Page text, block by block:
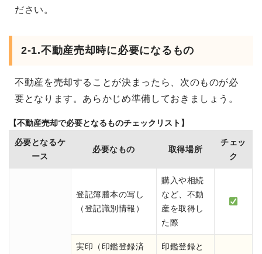
ださい。
2-1.不動産売却時に必要になるもの
不動産を売却することが決まったら、次のものが必
要となります。あらかじめ準備しておきましょう。
【不動産売却で必要となるものチェックリスト】
必要となるケ
ース
必要なもの 取得場所
チェッ
ク
登記簿謄本の写し
（登記識別情報）
購入や相続
など、不動
産を取得し
た際
実印（印鑑登録済
印鑑登録と